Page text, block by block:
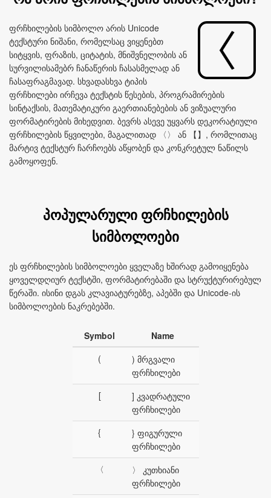
ფრჩხილების სიმბოლო არის Unicode
ტექსტური ნიშანი, რომელსაც ვიყენებთ
სიტყვის, ფრაზის, ციტატის, მნიშვნელობის ან
სურვილისამებრ ჩანაწერის ჩასასმელად ან
ჩასაფრაგმავად. სხვადასხვა ტიპის
ფრჩხილები ირჩევა ტექსტის წესების, პროგრამირების
სინტაქსის, მათემატიკური გაერთიანებების ან ვიზუალური
ფორმატირების მიხედვით. ბევრს ასევე უყვარს დეკორატიული
ფრჩხილების წყვილები, მაგალითად 〈〉 ან 【】, რომლითაც
მარტივ ტექსტურ ჩარჩოებს აწყობენ და კონკრეტულ ნაწილს
გამოყოფენ.
პოპულარული ფრჩხილების
სიმბოლოები
ეს ფრჩხილების სიმბოლოები ყველაზე ხშირად გამოიყენება
ყოველდღიურ ტექსტში, ფორმატირებაში და სტრუქტურირებულ
წერაში. ისინი დგას კლავიატურებზე, აპებში და Unicode-ის
სიმბოლოების ნაკრებებში.
Symbol
Name
(
) მრგვალი
ფრჩხილები
[
] კვადრატული
ფრჩხილები
{
} ფიგურული
ფრჩხილები
〈
〉 კუთხიანი
ფრჩხილები